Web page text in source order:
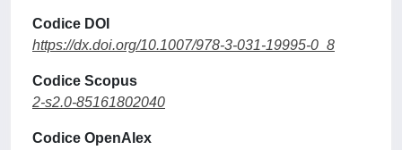
Codice DOI
https://dx.doi.org/10.1007/978-3-031-19995-0_8
Codice Scopus
2-s2.0-85161802040
Codice OpenAlex